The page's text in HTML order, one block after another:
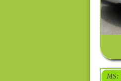
MS: